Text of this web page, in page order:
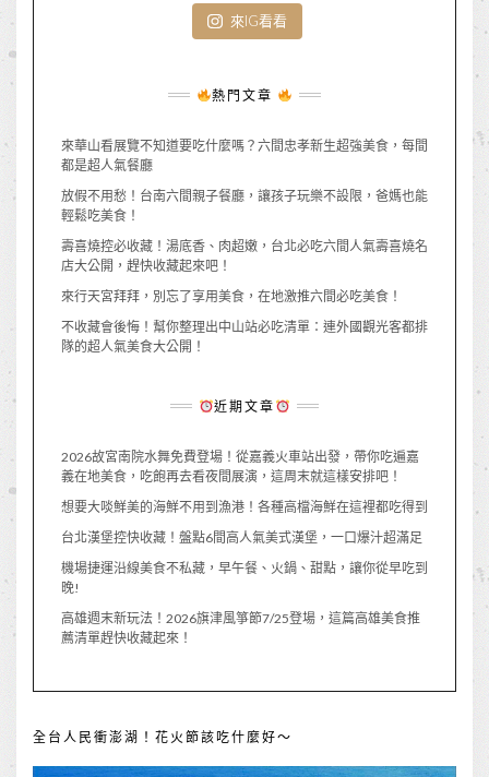
來IG看看
熱門文章
來華山看展覽不知道要吃什麼嗎？六間忠孝新生超強美食，每間
都是超人氣餐廳
放假不用愁！台南六間親子餐廳，讓孩子玩樂不設限，爸媽也能
輕鬆吃美食！
壽喜燒控必收藏！湯底香、肉超嫩，台北必吃六間人氣壽喜燒名
店大公開，趕快收藏起來吧！
來行天宮拜拜，別忘了享用美食，在地激推六間必吃美食！
不收藏會後悔！幫你整理出中山站必吃清單：連外國觀光客都排
隊的超人氣美食大公開！
近期文章
2026故宮南院水舞免費登場！從嘉義火車站出發，帶你吃遍嘉
義在地美食，吃飽再去看夜間展演，這周末就這樣安排吧！
想要大啖鮮美的海鮮不用到漁港！各種高檔海鮮在這裡都吃得到
台北漢堡控快收藏！盤點6間高人氣美式漢堡，一口爆汁超滿足
機場捷運沿線美食不私藏，早午餐、火鍋、甜點，讓你從早吃到
晚!
高雄週末新玩法！2026旗津風箏節7/25登場，這篇高雄美食推
薦清單趕快收藏起來！
全台人民衝澎湖！花火節該吃什麼好～